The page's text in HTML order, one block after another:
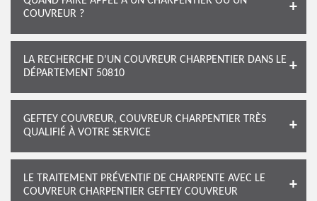
COUVREUR ?
LA RECHERCHE D’UN COUVREUR CHARPENTIER DANS LE
DÉPARTEMENT 50810
GEFTEY COUVREUR, COUVREUR CHARPENTIER TRÈS
QUALIFIÉ À VOTRE SERVICE
LE TRAITEMENT PRÉVENTIF DE CHARPENTE AVEC LE
COUVREUR CHARPENTIER GEFTEY COUVREUR